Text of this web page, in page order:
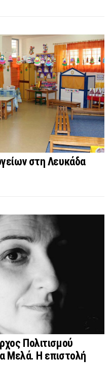
στη Λευκάδα
Πολιτισμού
Μελά. Η επιστολή